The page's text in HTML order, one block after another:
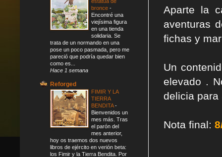
Aparte la
aventuras
fichas y
Un
elevado .
delicia para
Nota final:
bronce -
Encontré una
viejísima figura
en una tienda
solidaria. Se
trata de un normando en una
pose un poco pasmada, pero me
pareció que podría quedar bien
como es...
Hace 1 semana
Reforged
FIMIR Y LA
TIERRA
BENDITA-
Bienvenidos un
mes más. Tras
el parón del
mes anterior,
hoy os traemos dos nuevos
libros de ejército en verión beta:
los Fimir y la Tierra Bendita. Por